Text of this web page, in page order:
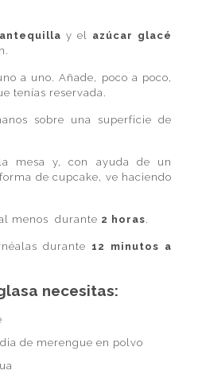
y el azúcar glacé
a uno. Añade, poco a poco,
tenías reservada.
sobre una superficie de
mesa y, con ayuda de un
de cupcake, ve haciendo
menos durante 2 horas.
durante 12 minutos a
necesitas:
de merengue en polvo